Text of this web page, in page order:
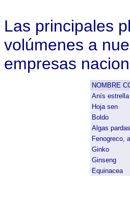
Las principales
volúmenes a
empresas
NOMBRE
Anís estrella
Hoja sen
Boldo
Algas pardas
Fenogreco,
Ginko
Ginseng
Equinacea